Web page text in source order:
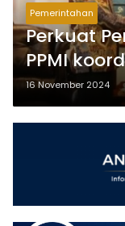
Pemerintahan
Perkuat
PPMI
16 November 2024